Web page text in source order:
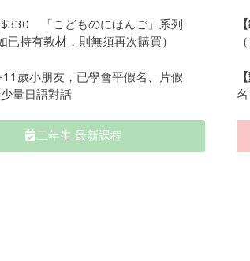
$330 「こどものにほんご」系列
已持有教材，則無須再次購買）
歲小朋友，已學會平假名、片假
量日語對話
二年生 最新課程​​